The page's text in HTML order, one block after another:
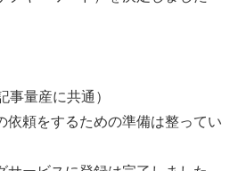
事量産に共通）
依頼をするための準備は整ってい